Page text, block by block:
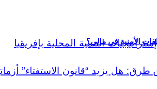
الأمنية في مالي؟